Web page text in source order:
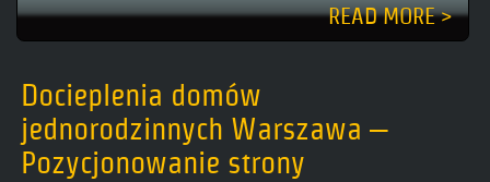
READ MORE >
Docieplenia domów
jednorodzinnych Warszawa –
Pozycjonowanie strony